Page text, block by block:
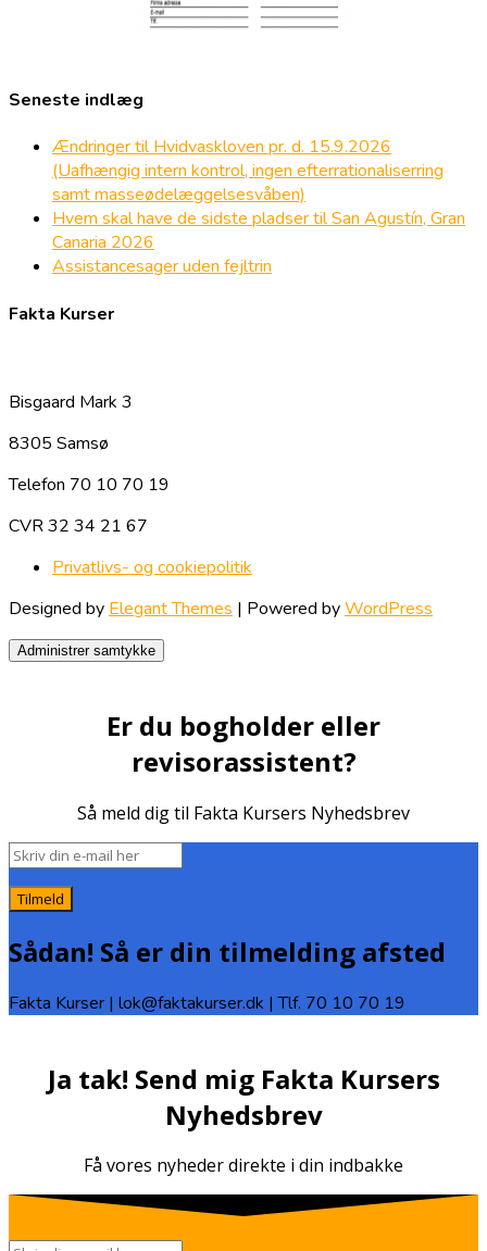
Seneste indlæg
Ændringer til Hvidvaskloven pr. d. 15.9.2026
(Uafhængig intern kontrol, ingen efterrationaliserring
samt masseødelæggelsesvåben)
Hvem skal have de sidste pladser til San Agustín, Gran
Canaria 2026
Assistancesager uden fejltrin
Fakta Kurser
Bisgaard Mark 3
8305 Samsø
Telefon 70 10 70 19
CVR 32 34 21 67
Privatlivs- og cookiepolitik
Designed by Elegant Themes | Powered byWordPress
Administrer samtykke
Er du bogholder eller
revisorassistent?
Så meld dig til Fakta Kursers Nyhedsbrev
Tilmeld
Sådan! Så er din tilmelding afsted
Fakta Kurser | lok@faktakurser.dk | Tlf. 70 10 70 19
Ja tak! Send mig Fakta Kursers
Nyhedsbrev
Få vores nyheder direkte i din indbakke